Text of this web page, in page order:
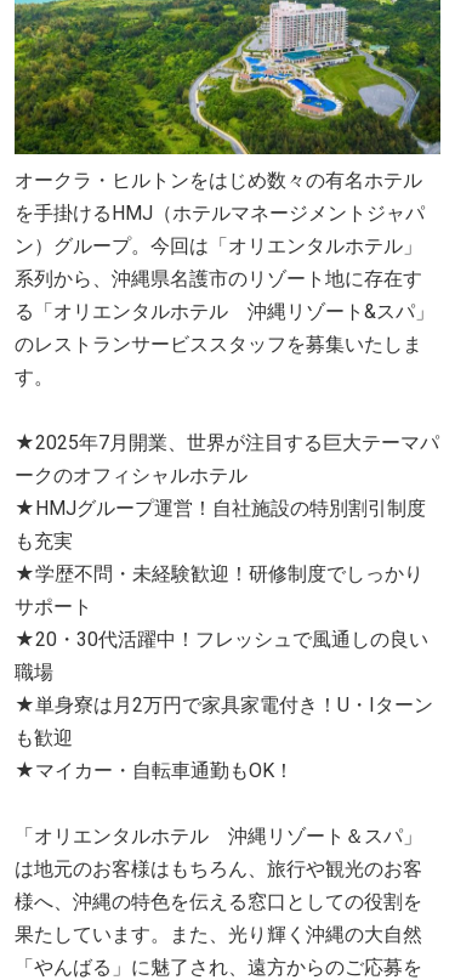
オークラ・ヒルトンをはじめ数々の有名ホテル
を手掛けるHMJ（ホテルマネージメントジャパ
ン）グループ。今回は「オリエンタルホテル」
系列から、沖縄県名護市のリゾート地に存在す
る「オリエンタルホテル 沖縄リゾート&スパ」
のレストランサービススタッフを募集いたしま
す。
★2025年7月開業、世界が注目する巨大テーマパ
ークのオフィシャルホテル
★HMJグループ運営！自社施設の特別割引制度
も充実
★学歴不問・未経験歓迎！研修制度でしっかり
サポート
★20・30代活躍中！フレッシュで風通しの良い
職場
★単身寮は月2万円で家具家電付き！U・Iターン
も歓迎
★マイカー・自転車通勤もOK！
「オリエンタルホテル 沖縄リゾート＆スパ」
は地元のお客様はもちろん、旅行や観光のお客
様へ、沖縄の特色を伝える窓口としての役割を
果たしています。また、光り輝く沖縄の大自然
「やんばる」に魅了され、遠方からのご応募を